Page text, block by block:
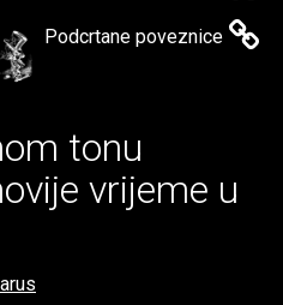
Podcrtane poveznice
tonu
vrijeme u